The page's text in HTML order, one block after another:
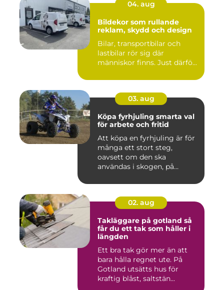
04. aug
Bildekor som rullande
reklam, skydd och design
Bilar, transportbilar och
lastbilar rör sig där
människor finns. Just därfö...
03. aug
Köpa fyrhjuling smarta val
för arbete och fritid
Att köpa en fyrhjuling är för
många ett stort steg,
oavsett om den ska
användas i skogen, på
02. aug
Takläggare på gotland så
får du ett tak som håller i
längden
Ett bra tak gör mer än att
bara hålla regnet ute. På
Gotland utsätts hus för
kraftig blåst, saltstän...